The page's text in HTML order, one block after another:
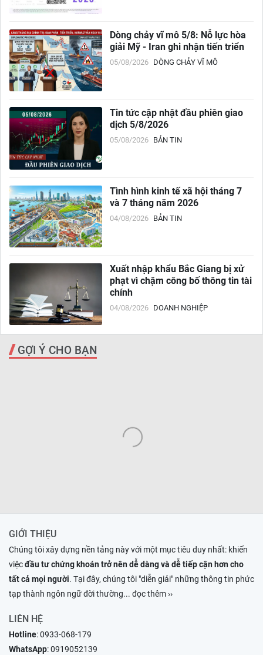
Dòng chảy vĩ mô 5/8: Nỗ lực hòa
giải Mỹ - Iran ghi nhận tiến triển
05/08/2026 DÒNG CHẢY VĨ MÔ
Tin tức cập nhật đầu phiên giao
dịch 5/8/2026
05/08/2026 BẢN TIN
Tình hình kinh tế xã hội tháng 7
và 7 tháng năm 2026
04/08/2026 BẢN TIN
Xuất nhập khẩu Bắc Giang bị xử
phạt vì chậm công bố thông tin tài
chính
04/08/2026 DOANH NGHIỆP
GỢI Ý CHO BẠN
GIỚI THIỆU
Chúng tôi xây dựng nền tảng này với một mục tiêu duy nhất: khiến
việcđầu tư chứng khoán trở nên dễ dàng và dễ tiếp cận hơn cho
tất cả mọi người. Tại đây, chúng tôi "diễn giải" những thông tin phức
tạp thành ngôn ngữ đời thường... đọc thêm ››
LIÊN HỆ
Hotline:0933-068-179
WhatsApp:0919052139